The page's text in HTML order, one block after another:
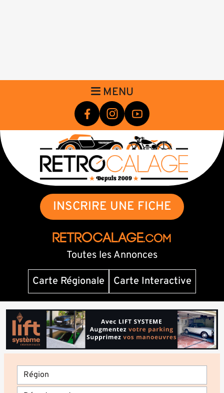
MENU
INSCRIRE UNE FICHE
RETROCALAGE.com
Toutes les Annonces
Carte Régionale
Carte Interactive